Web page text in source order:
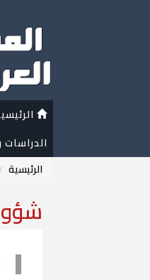
الدراسات
الرئيسية